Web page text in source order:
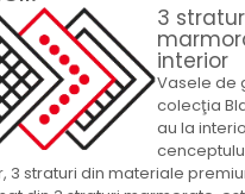
3
interior
Vasele de
colecţia
au la
3 straturi din materiale